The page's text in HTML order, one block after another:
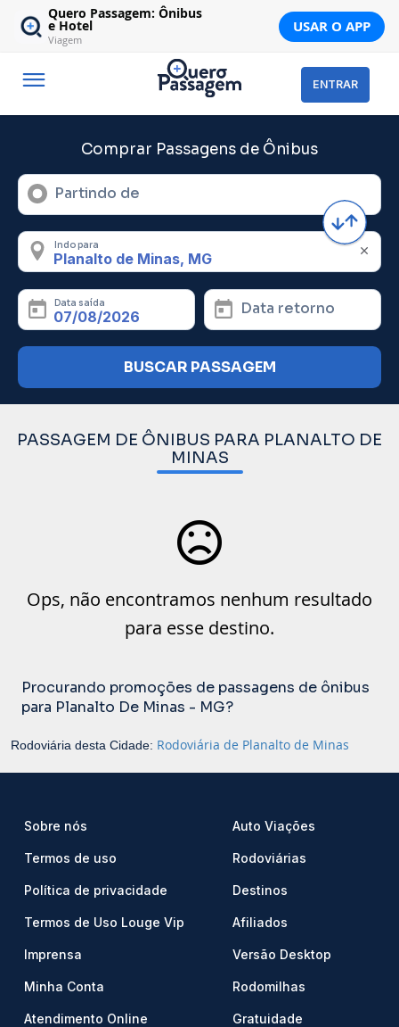
Quero Passagem: Ônibus
e Hotel
Viagem
USAR O APP
ENTRAR
Comprar Passagens de Ônibus
Partindo de
Indo para
Data saída Data retorno
BUSCAR PASSAGEM
PASSAGEM DE ÔNIBUS PARA PLANALTO DE
MINAS
Ops, não encontramos nenhum resultado
para esse destino.
Procurando promoções de passagens de ônibus
para Planalto De Minas - MG?
Rodoviária desta Cidade: Rodoviária de Planalto de Minas
Sobre nós
Termos de uso
Política de privacidade
Termos de Uso Louge Vip
Imprensa
Minha Conta
Atendimento Online
Auto Viações
Rodoviárias
Destinos
Afiliados
Versão Desktop
Rodomilhas
Gratuidade